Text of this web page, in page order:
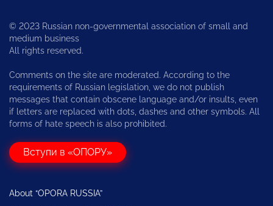
© 2023 Russian non-governmental association of small and
medium business
All rights reserved.
Comments on the site are moderated. According to the
requirements of Russian legislation, we do not publish
messages that contain obscene language and/or insults, even
if letters are replaced with dots, dashes and other symbols. All
forms of hate speech is also prohibited.
Вступи в «ОПОРУ»
About “OPORA RUSSIA”